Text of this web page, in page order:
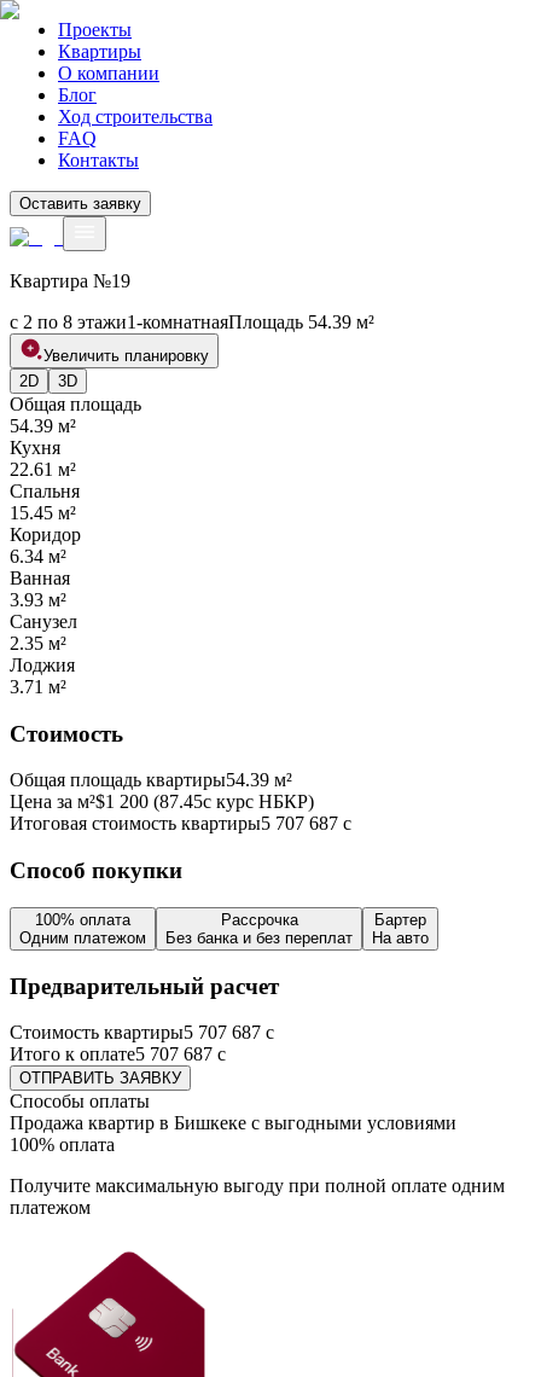
Проекты
Квартиры
О компании
Блог
Ход строительства
FAQ
Контакты
Оставить заявку
Квартира №19
с 2 по 8 этажи1-комнатнаяПлощадь 54.39 м²
Увеличить планировку
2D
3D
Общая площадь
54.39 м²
Кухня
22.61 м²
Спальня
15.45 м²
Коридор
6.34 м²
Ванная
3.93 м²
Санузел
2.35 м²
Лоджия
3.71 м²
Стоимость
Общая площадь квартиры54.39 м²
Цена за м²$1 200 (87.45с курс НБКР)
Итоговая стоимость квартиры5 707 687 с
Способ покупки
100% оплата
Одним платежом
Рассрочка
Без банка и без переплат
Бартер
На авто
Предварительный расчет
Стоимость квартиры5 707 687 с
Итого к оплате5 707 687 с
ОТПРАВИТЬ ЗАЯВКУ
Способы оплаты
Продажа квартир в Бишкеке с выгодными условиями
100% оплата
Получите максимальную выгоду при полной оплате одним
платежом